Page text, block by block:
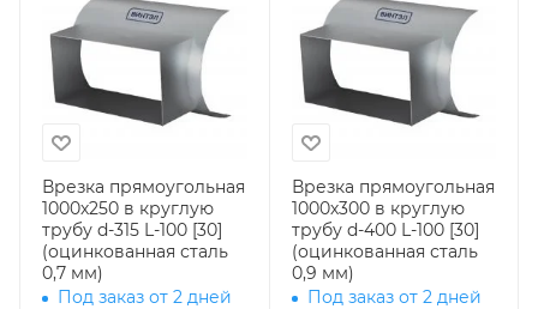
Врезка прямоугольная
1000х250 в круглую
трубу d-315 L-100 [30]
(оцинкованная сталь
0,7 мм)
Под заказ от 2 дней
Врезка прямоугольная
1000х300 в круглую
трубу d-400 L-100 [30]
(оцинкованная сталь
0,9 мм)
Под заказ от 2 дней